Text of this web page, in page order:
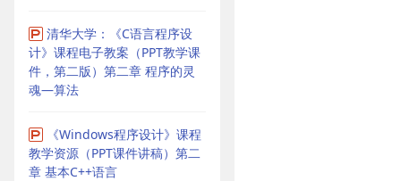
清华大学：《C语言程序设
计》课程电子教案（PPT教学课
件，第二版）第二章 程序的灵
魂—算法
《Windows程序设计》课程
教学资源（PPT课件讲稿）第二
章 基本C++语言